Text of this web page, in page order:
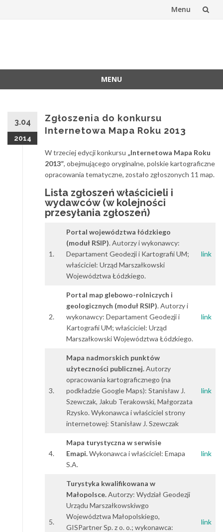
Menu
Kartografów
Polskich
MENU
3.04
2014
Zgłoszenia do konkursu
Internetowa Mapa Roku 2013
W trzeciej edycji konkursu „Internetowa Mapa Roku
2013”, obejmującego oryginalne, polskie kartograficzne
opracowania tematyczne, zostało zgłoszonych 11 map.
Lista zgłoszeń właścicieli i
wydawców (w kolejności
przesyłania zgłoszeń)
1.
Portal województwa łódzkiego
(moduł RSIP). Autorzy i wykonawcy:
Departament Geodezji i Kartografii UM;
właściciel: Urząd Marszałkowski
Województwa Łódzkiego.
link
2.
Portal map glebowo-rolniczych i
geologicznych (moduł RSIP). Autorzy i
wykonawcy: Departament Geodezji i
Kartografii UM; właściciel: Urząd
Marszałkowski Województwa Łódzkiego.
link
3.
Mapa nadmorskich punktów
użyteczności publicznej.Autorzy
opracowania kartograficznego (na
podkładzie Google Maps): Stanisław J.
Szewczak, Jakub Terakowski, Małgorzata
Rzysko. Wykonawca i właściciel strony
internetowej: Stanisław J. Szewczak
link
4.
Mapa turystyczna w serwisie
Emapi.Wykonawca i właściciel: Emapa
S.A.
link
5.
Turystyka kwalifikowana w
Małopolsce.Autorzy: Wydział Geodezji
Urządu Marszałkowskiwgo
Województwa Małopolskiego,
GISPartner Sp. z o. o.; wykonawca:
link